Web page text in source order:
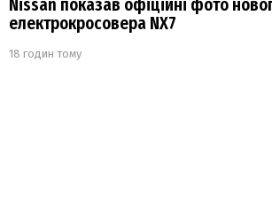
Nissan показав офіційні фото
електрокросовера NX7
18 годин тому